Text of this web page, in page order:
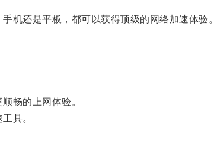
还是平板，都可以获得顶级的网络加速体验。
畅的上网体验。
具。